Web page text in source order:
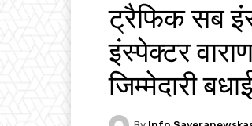
ट्रैफिक सब
इंस्पेक्टर
जिम्मेदारी